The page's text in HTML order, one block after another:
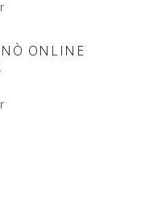
ONLINE